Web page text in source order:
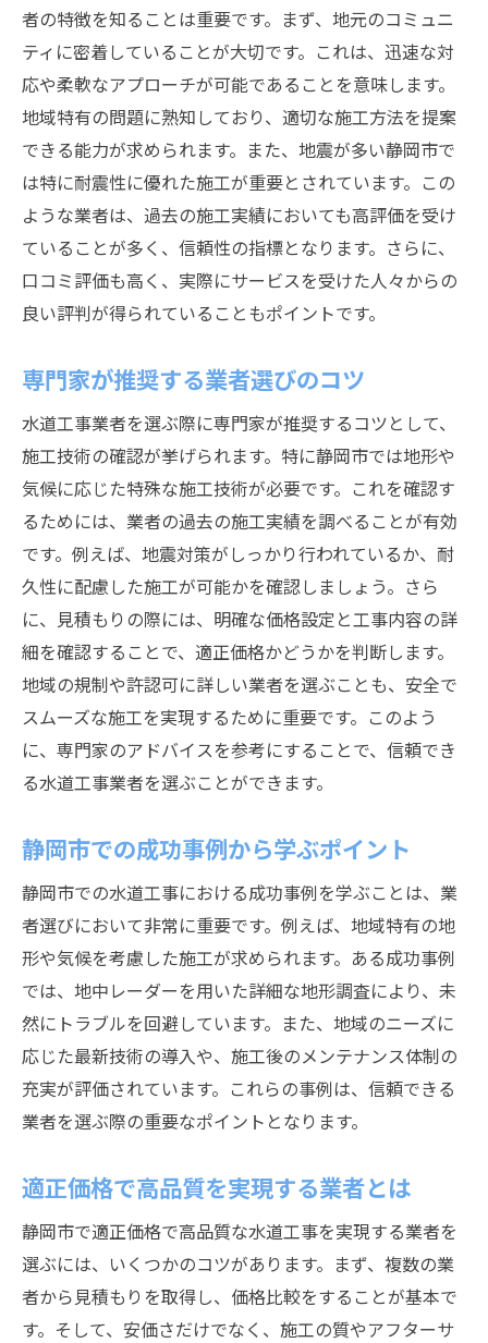
者の特徴を知ることは重要です。まず、地元のコミュニ
ティに密着していることが大切です。これは、迅速な対
応や柔軟なアプローチが可能であることを意味します。
地域特有の問題に熟知しており、適切な施工方法を提案
できる能力が求められます。また、地震が多い静岡市で
は特に耐震性に優れた施工が重要とされています。この
ような業者は、過去の施工実績においても高評価を受け
ていることが多く、信頼性の指標となります。さらに、
口コミ評価も高く、実際にサービスを受けた人々からの
良い評判が得られていることもポイントです。
専門家が推奨する業者選びのコツ
水道工事業者を選ぶ際に専門家が推奨するコツとして、
施工技術の確認が挙げられます。特に静岡市では地形や
気候に応じた特殊な施工技術が必要です。これを確認す
るためには、業者の過去の施工実績を調べることが有効
です。例えば、地震対策がしっかり行われているか、耐
久性に配慮した施工が可能かを確認しましょう。さら
に、見積もりの際には、明確な価格設定と工事内容の詳
細を確認することで、適正価格かどうかを判断します。
地域の規制や許認可に詳しい業者を選ぶことも、安全で
スムーズな施工を実現するために重要です。このよう
に、専門家のアドバイスを参考にすることで、信頼でき
る水道工事業者を選ぶことができます。
静岡市での成功事例から学ぶポイント
静岡市での水道工事における成功事例を学ぶことは、業
者選びにおいて非常に重要です。例えば、地域特有の地
形や気候を考慮した施工が求められます。ある成功事例
では、地中レーダーを用いた詳細な地形調査により、未
然にトラブルを回避しています。また、地域のニーズに
応じた最新技術の導入や、施工後のメンテナンス体制の
充実が評価されています。これらの事例は、信頼できる
業者を選ぶ際の重要なポイントとなります。
適正価格で高品質を実現する業者とは
静岡市で適正価格で高品質な水道工事を実現する業者を
選ぶには、いくつかのコツがあります。まず、複数の業
者から見積もりを取得し、価格比較をすることが基本で
す。そして、安価さだけでなく、施工の質やアフターサ